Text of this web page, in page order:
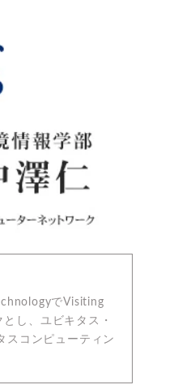
でVisiting
し、ユビキタス・
スコンピューティン